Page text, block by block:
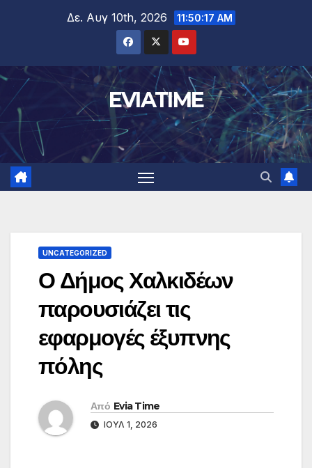
Δε. Αυγ 10th, 2026 11:50:18 AM
EVIATIME
UNCATEGORIZED
Ο Δήμος Χαλκιδέων
παρουσιάζει τις
εφαρμογές έξυπνης
πόλης
Από Evia Time
ΙΟΎΛ 1, 2026